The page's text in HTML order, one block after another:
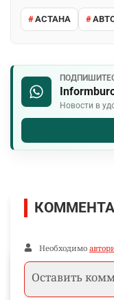
АСТАНА
Новости в
Необходимо